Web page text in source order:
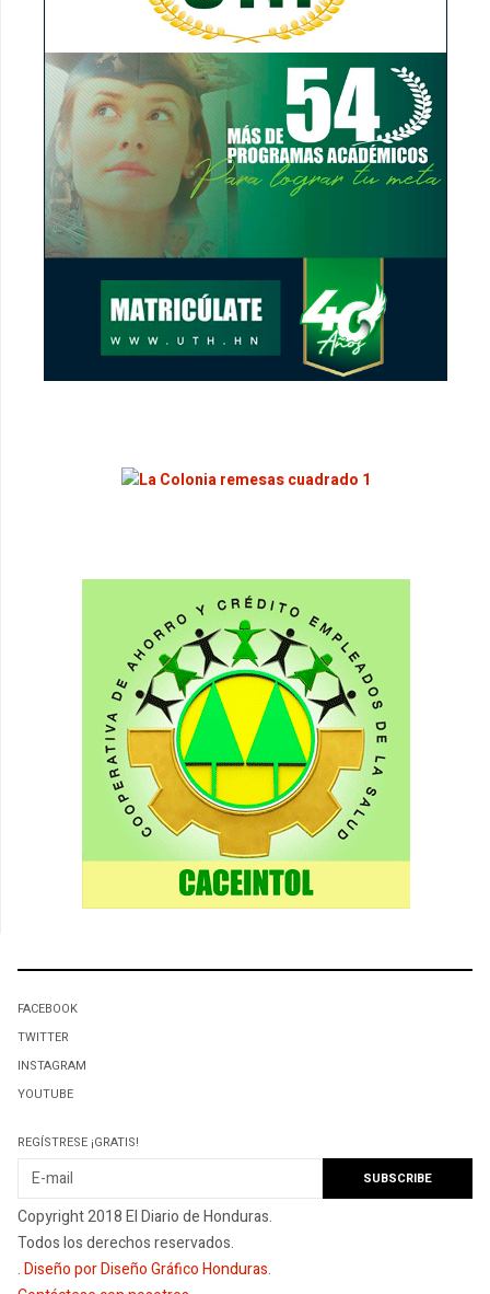
FACEBOOK
TWITTER
INSTAGRAM
YOUTUBE
REGÍSTRESE ¡GRATIS!
Copyright 2018 El Diario de Honduras.
Todos los derechos reservados.
.Diseño por Diseño Gráfico Honduras.